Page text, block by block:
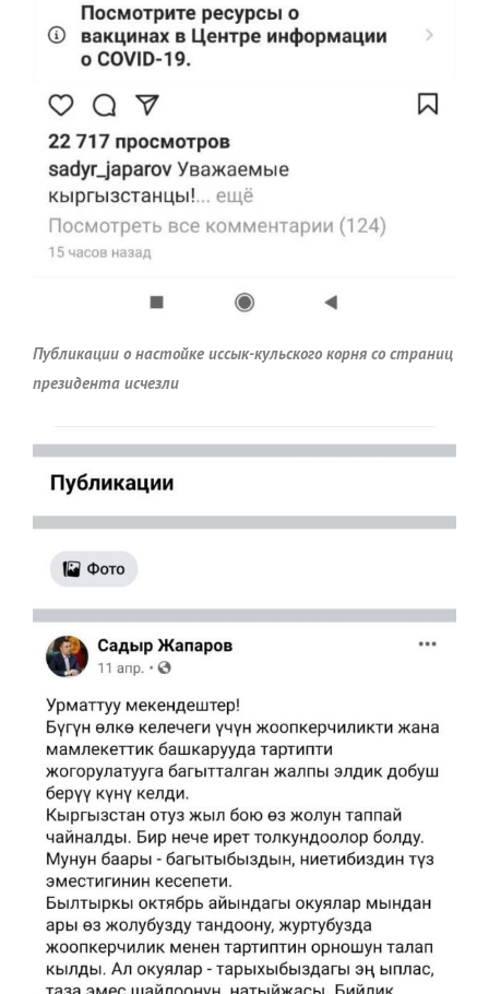
Публикации о настойке иссык-кульского корня со страниц
президента исчезли